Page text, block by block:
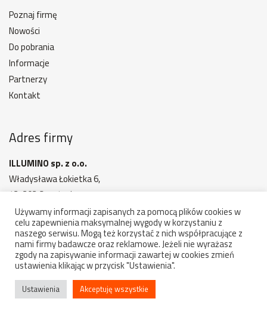
Poznaj firmę
Nowości
Do pobrania
Informacje
Partnerzy
Kontakt
Adres firmy
ILLUMINO sp. z o.o.
Władysława Łokietka 6,
42-202 Częstochowa
MAPA DOJAZDU
Godziny otwarcia: 7:00 - 15:00
Copyright 2022-2026 illumino - komponenty, oświetlenie.
Wszelkie prawa zastrzeżone
projekt i wykonanie:
Używamy informacji zapisanych za pomocą plików cookies w
celu zapewnienia maksymalnej wygody w korzystaniu z
naszego serwisu. Mogą też korzystać z nich współpracujące z
nami firmy badawcze oraz reklamowe. Jeżeli nie wyrażasz
zgody na zapisywanie informacji zawartej w cookies zmień
ustawienia klikając w przycisk "Ustawienia".
Ustawienia Akceptuję wszystkie